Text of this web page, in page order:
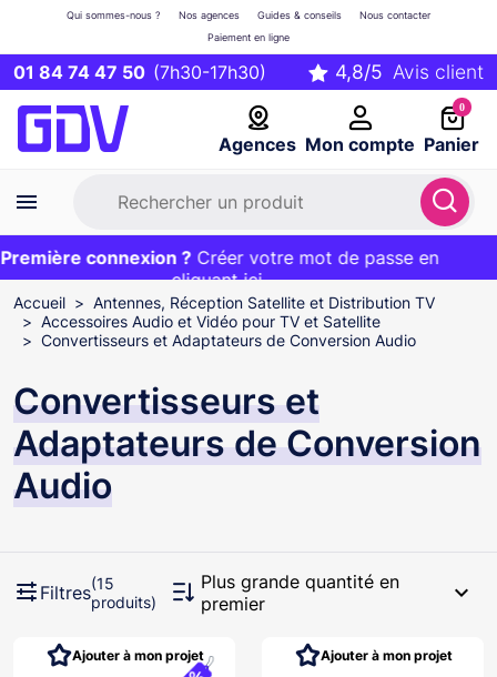
01 84 74 47 50 (7h30-17h30)
Agences Mon compte
Qui sommes-nous ? Nos agences Guides & conseils
Nous contacter
Paiement en ligne
0
Panier
Première commande ?20€ OFFERT sur votre panier
et livraison 24/48h gratuite avec le codeBIENVENUE
connexion ?Créer votre mot de passe en
cliquant ici
EXCLU WEB :
Accueil
Antennes, Réception Satellite et Distribution TV
Accessoires Audio et Vidéo pour TV et Satellite
Convertisseurs et Adaptateurs de Conversion Audio
Convertisseurs et
Adaptateurs de Conversion
Audio
Filtres(15
produits)
Plus grande quantité en
premier
expand_more
Ajouter à mon projet Ajouter à mon projet